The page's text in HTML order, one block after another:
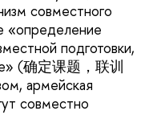
совместного
«определение
подготовки,
(确定课题，联训
армейская
совместно